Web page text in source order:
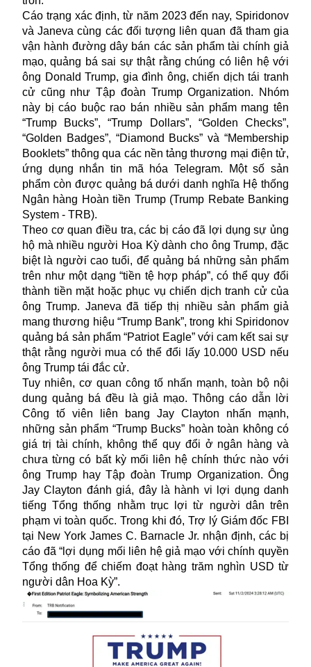
Cáo trạng xác định, từ năm 2023 đến nay, Spiridonov
và Janeva cùng các đối tượng liên quan đã tham gia
vận hành đường dây bán các sản phẩm tài chính giả
mạo, quảng bá sai sự thật rằng chúng có liên hệ với
ông Donald Trump, gia đình ông, chiến dịch tái tranh
cử cũng như Tập đoàn Trump Organization. Nhóm
này bị cáo buộc rao bán nhiều sản phẩm mang tên
“Trump Bucks”, “Trump Dollars”, “Golden Checks”,
“Golden Badges”, “Diamond Bucks” và “Membership
Booklets” thông qua các nền tảng thương mại điện tử,
ứng dụng nhắn tin mã hóa Telegram. Một số sản
phẩm còn được quảng bá dưới danh nghĩa Hệ thống
Ngân hàng Hoàn tiền Trump (Trump Rebate Banking
System - TRB).
Theo cơ quan điều tra, các bị cáo đã lợi dụng sự ủng
hộ mà nhiều người Hoa Kỳ dành cho ông Trump, đặc
biệt là người cao tuổi, để quảng bá những sản phẩm
trên như một dạng “tiền tệ hợp pháp”, có thể quy đổi
thành tiền mặt hoặc phục vụ chiến dịch tranh cử của
ông Trump. Janeva đã tiếp thị nhiều sản phẩm giả
mang thương hiệu “Trump Bank”, trong khi Spiridonov
quảng bá sản phẩm “Patriot Eagle” với cam kết sai sự
thật rằng người mua có thể đổi lấy 10.000 USD nếu
ông Trump tái đắc cử.
Tuy nhiên, cơ quan công tố nhấn mạnh, toàn bộ nội
dung quảng bá đều là giả mạo. Thông cáo dẫn lời
Công tố viên liên bang Jay Clayton nhấn mạnh,
những sản phẩm “Trump Bucks” hoàn toàn không có
giá trị tài chính, không thể quy đổi ở ngân hàng và
chưa từng có bất kỳ mối liên hệ chính thức nào với
ông Trump hay Tập đoàn Trump Organization. Ông
Jay Clayton đánh giá, đây là hành vi lợi dụng danh
tiếng Tổng thống nhằm trục lợi từ người dân trên
phạm vi toàn quốc. Trong khi đó, Trợ lý Giám đốc FBI
tại New York James C. Barnacle Jr. nhận định, các bị
cáo đã “lợi dụng mối liên hệ giả mạo với chính quyền
Tổng thống để chiếm đoạt hàng trăm nghìn USD từ
người dân Hoa Kỳ”.